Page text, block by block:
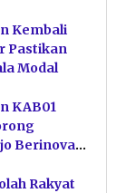
Kembali
Pastikan
Modal
KAB01
Berinovasi
Rakyat